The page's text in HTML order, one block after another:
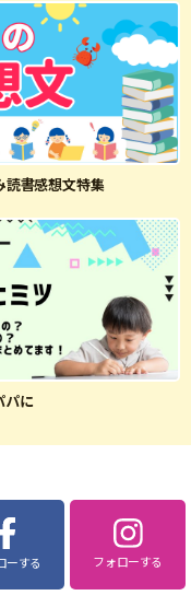
読書感想文特集
パに
ーする フォローする